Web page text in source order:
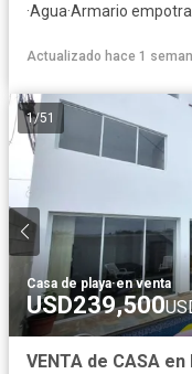
·Agua·Armario
Actualizado hace 1
1/51
Casa de playa·en venta
USD239,500
VENTA de CASA en